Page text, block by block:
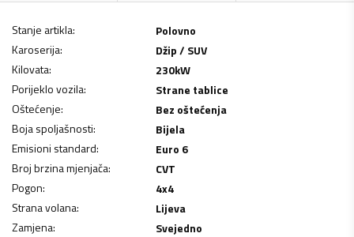
Stanje artikla:
Polovno
Karoserija:
Džip / SUV
Kilovata: 230kW
Porijeklo vozila:
Strane tablice
Oštećenje:
Bez oštećenja
Boja spoljašnosti:
Bijela
Emisioni standard:
Euro 6
Broj brzina mjenjača:
CVT
Pogon:
4x4
Strana volana:
Lijeva
Zamjena: Svejedno